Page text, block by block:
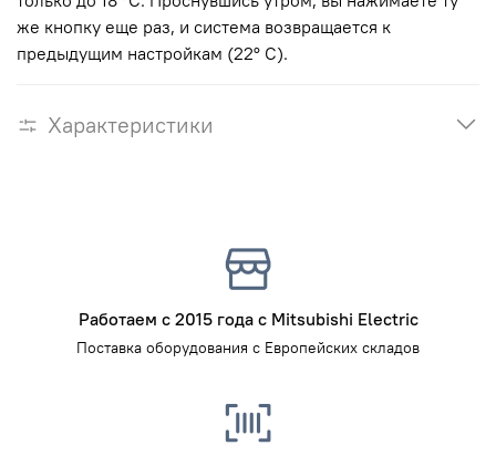
же кнопку еще раз, и система возвращается к
предыдущим настройкам (22° С).
Характеристики
Работаем с 2015 года с Mitsubishi Electric
Поставка оборудования с Европейских складов